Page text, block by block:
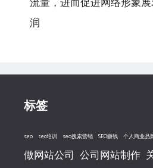
润
标签
seo seo培训 seo搜索营销 SEO赚钱 个人商业品
做网站公司 公司网站制作